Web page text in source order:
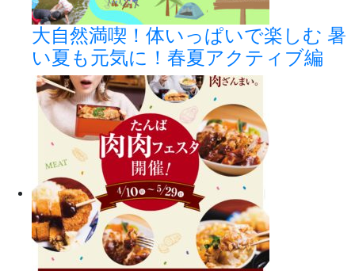
大自然満喫！体いっぱいで楽しむ 暑
い夏も元気に！春夏アクティブ編